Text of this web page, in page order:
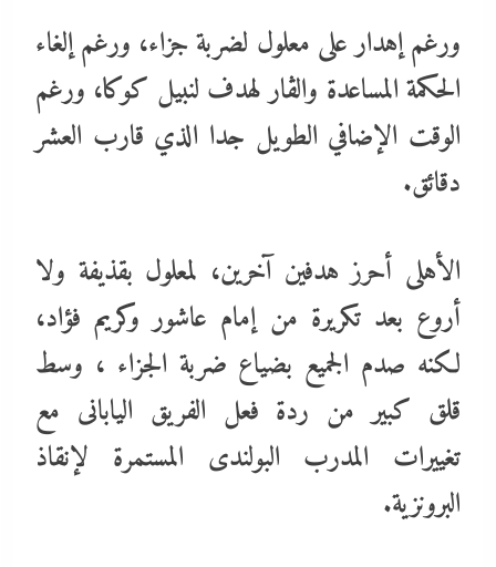
ورغم إهدار على معلول لضربة جزاء، ورغم إلغاء
الحكمة المساعدة والڤار لهدف لنبيل كوكا، ورغم
الوقت الإضافي الطويل جدا الذي قارب العشر
دقائق.
الأهلى أحرز هدفين آخرين، لمعلول بقذيفة ولا
أروع بعد تكريرة من إمام عاشور وكريم فؤاد،
لكنه صدم الجميع بضياع ضربة الجزاء ، وسط
قلق كبير من ردة فعل الفريق اليابانى مع
تغييرات المدرب البولندى المستمرة لإنقاذ
البرونزية.